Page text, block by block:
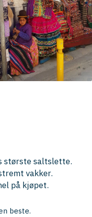
største saltslette.
vakker.
på kjøpet.
beste.